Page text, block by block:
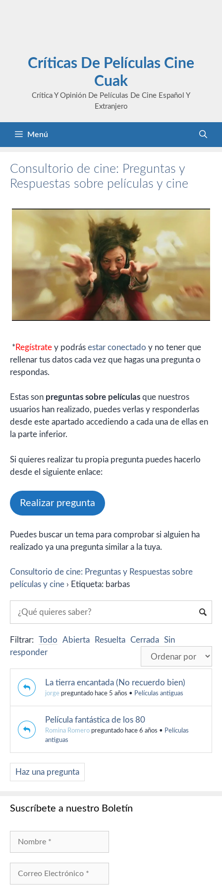
Críticas De Películas Cine
Cuak
Crítica Y Opinión De Películas De Cine Español Y
Extranjero
Menú
Consultorio de cine: Preguntas y
Respuestas sobre películas y cine
* Regístrate y podrás estar conectado y no tener que
rellenar tus datos cada vez que hagas una pregunta o
respondas.
Estas son preguntas sobre películas que nuestros
usuarios han realizado, puedes verlas y responderlas
desde este apartado accediendo a cada una de ellas en
la parte inferior.
Si quieres realizar tu propia pregunta puedes hacerlo
desde el siguiente enlace:
Realizar pregunta
Puedes buscar un tema para comprobar si alguien ha
realizado ya una pregunta similar a la tuya.
Consultorio de cine: Preguntas y Respuestas sobre
películas y cine › Etiqueta: barbas
Filtrar: Todo Abierta Resuelta Cerrada Sin
responder
La tierra encantada (No recuerdo bien)
jorge preguntado hace 5 años • Películas antiguas
Película fantástica de los 80
Romina Romero preguntado hace 6 años • Películas
antiguas
Haz una pregunta
Suscríbete a nuestro Boletín